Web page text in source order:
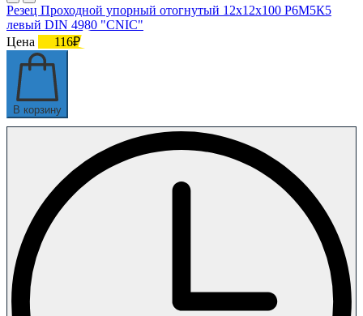
Резец Проходной упорный отогнутый 12х12х100 Р6М5К5
левый DIN 4980 "CNIC"
Цена
116₽
В корзину